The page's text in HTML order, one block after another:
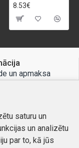
8.53€
un apmaksa
tiesības
saturu un
un analizētu
par to, kā jūs